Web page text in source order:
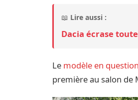
📖 Lire aussi :
Dacia écrase
Le modèle en question
première au salon de